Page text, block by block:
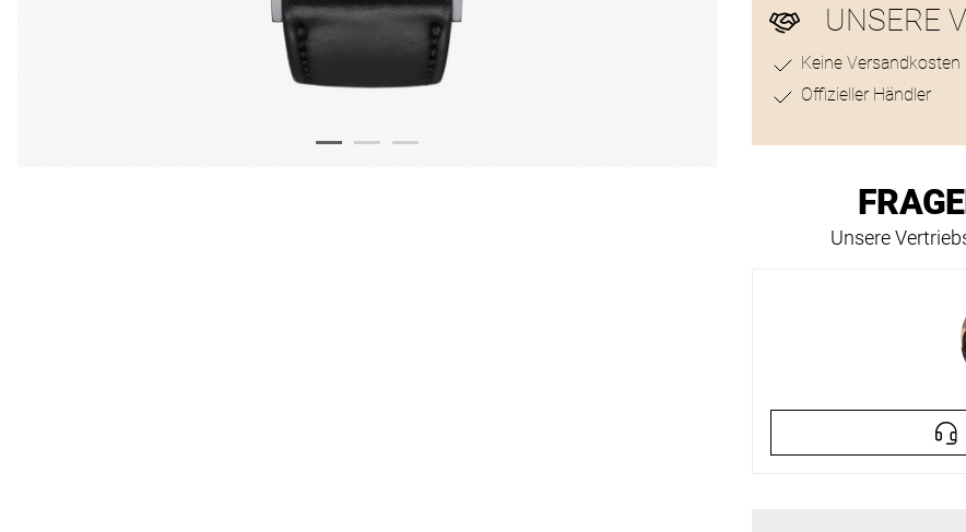
UNSERE
Keine Versandkosten
Offizieller Händler
Unsere